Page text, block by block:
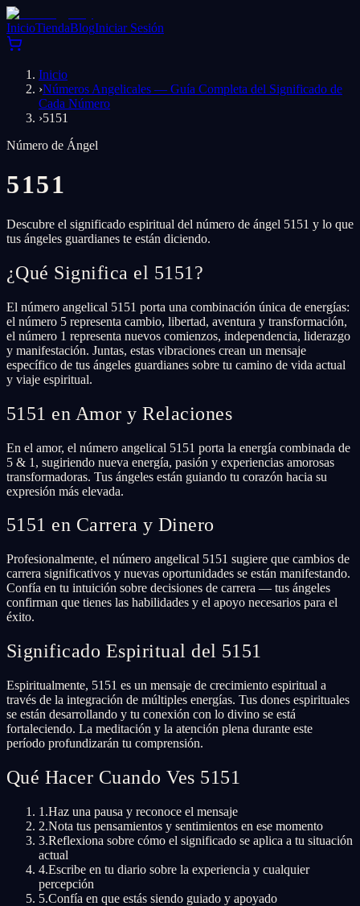
InicioTiendaBlogIniciar Sesión
Inicio
›Números Angelicales — Guía Completa del Significado de
Cada Número
›5151
Número de Ángel
5151
Descubre el significado espiritual del número de ángel 5151 y lo que
tus ángeles guardianes te están diciendo.
¿Qué Significa el 5151?
El número angelical 5151 porta una combinación única de energías:
el número 5 representa cambio, libertad, aventura y transformación,
el número 1 representa nuevos comienzos, independencia, liderazgo
y manifestación. Juntas, estas vibraciones crean un mensaje
específico de tus ángeles guardianes sobre tu camino de vida actual
y viaje espiritual.
5151 en Amor y Relaciones
En el amor, el número angelical 5151 porta la energía combinada de
5 & 1, sugiriendo nueva energía, pasión y experiencias amorosas
transformadoras. Tus ángeles están guiando tu corazón hacia su
expresión más elevada.
5151 en Carrera y Dinero
Profesionalmente, el número angelical 5151 sugiere que cambios de
carrera significativos y nuevas oportunidades se están manifestando.
Confía en tu intuición sobre decisiones de carrera — tus ángeles
confirman que tienes las habilidades y el apoyo necesarios para el
éxito.
Significado Espiritual del 5151
Espiritualmente, 5151 es un mensaje de crecimiento espiritual a
través de la integración de múltiples energías. Tus dones espirituales
se están desarrollando y tu conexión con lo divino se está
fortaleciendo. La meditación y la atención plena durante este
período profundizarán tu comprensión.
Qué Hacer Cuando Ves 5151
1.Haz una pausa y reconoce el mensaje
2.Nota tus pensamientos y sentimientos en ese momento
3.Reflexiona sobre cómo el significado se aplica a tu situación
actual
4.Escribe en tu diario sobre la experiencia y cualquier
percepción
5.Confía en que estás siendo guiado y apoyado